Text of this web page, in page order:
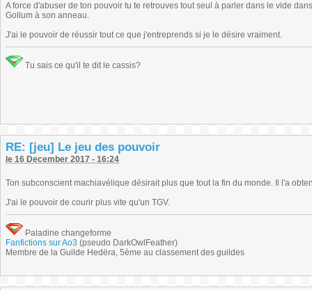
A force d'abuser de ton pouvoir tu te retrouves tout seul à parler dans le vide
Gollum à son anneau.
J'ai le pouvoir de réussir tout ce que j'entreprends si je le désire vraiment.
Tu sais ce qu'il te dit le cassis?
RE: [jeu] Le jeu des pouvoir
le 16 December 2017 - 16:24
Ton subconscient machiavélique désirait plus que tout la fin du monde. Il l'a
J'ai le pouvoir de courir plus vite qu'un TGV.
Paladine changeforme
Fanfictions sur Ao3 (pseudo DarkOwlFeather)
Membre de la Guilde Hedëra, 5ème au classement des guildes